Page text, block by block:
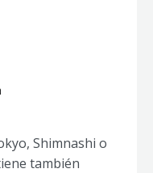
Shimnashi o
también